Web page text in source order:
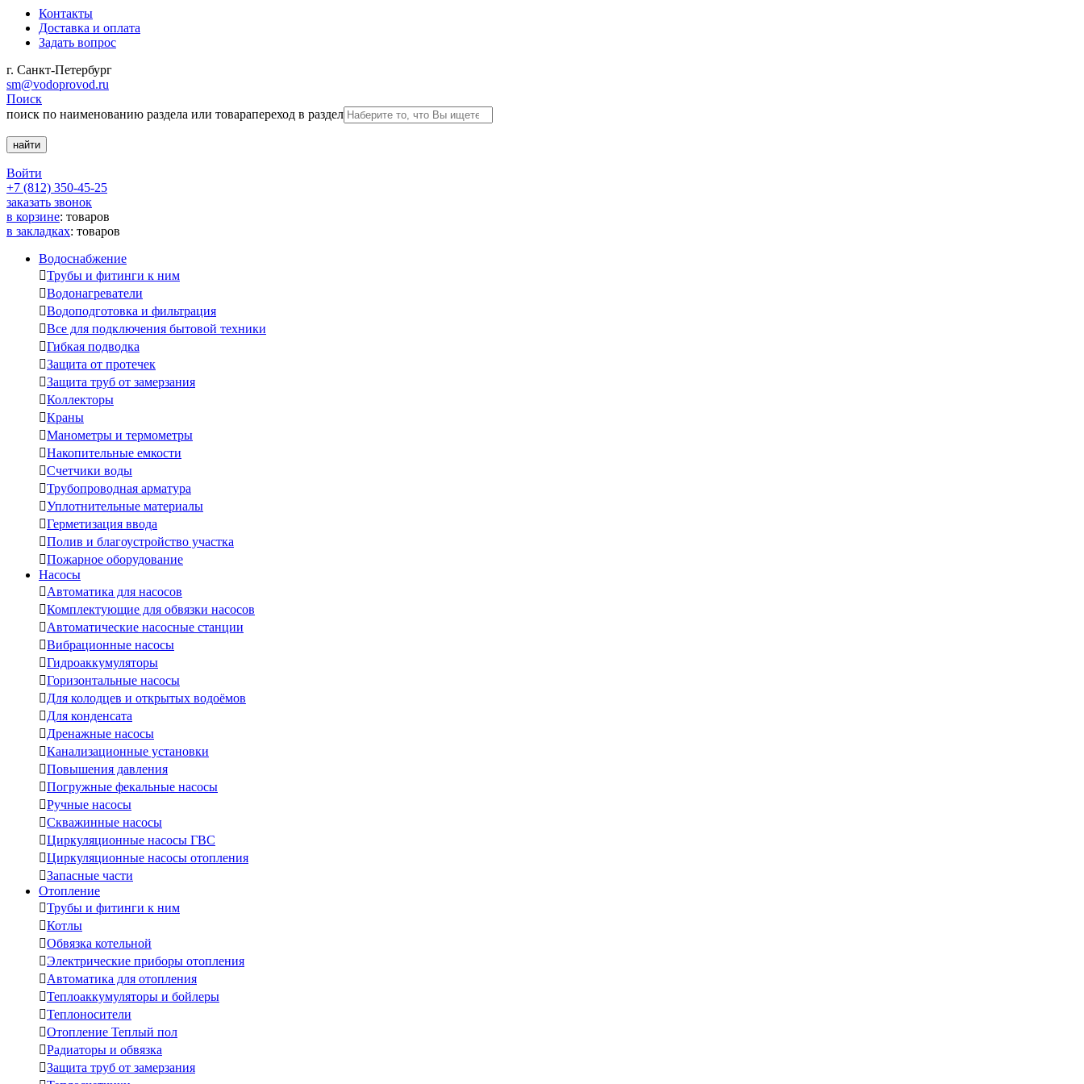
Контакты
Доставка и оплата
Задать вопрос
г. Санкт-Петербург
sm@vodoprovod.ru
Поиск
поиск по наименованию раздела или товарапереход в раздел
Войти
+7 (812) 350-45-25
заказать звонок
в корзине: товаров
в закладках: товаров
Водоснабжение
Трубы и фитинги к ним
Водонагреватели
Водоподготовка и фильтрация
Все для подключения бытовой техники
Гибкая подводка
Защита от протечек
Защита труб от замерзания
Коллекторы
Краны
Манометры и термометры
Накопительные емкости
Счетчики воды
Трубопроводная арматура
Уплотнительные материалы
Герметизация ввода
Полив и благоустройство участка
Пожарное оборудование
Насосы
Автоматика для насосов
Комплектующие для обвязки насосов
Автоматические насосные станции
Вибрационные насосы
Гидроаккумуляторы
Горизонтальные насосы
Для колодцев и открытых водоёмов
Для конденсата
Дренажные насосы
Канализационные установки
Повышения давления
Погружные фекальные насосы
Ручные насосы
Скважинные насосы
Циркуляционные насосы ГВС
Циркуляционные насосы отопления
Запасные части
Отопление
Трубы и фитинги к ним
Котлы
Обвязка котельной
Электрические приборы отопления
Автоматика для отопления
Теплоаккумуляторы и бойлеры
Теплоносители
Отопление Теплый пол
Радиаторы и обвязка
Защита труб от замерзания